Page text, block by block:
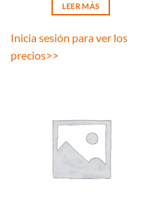
LEER MÁS
Inicia sesión para ver los
precios>>